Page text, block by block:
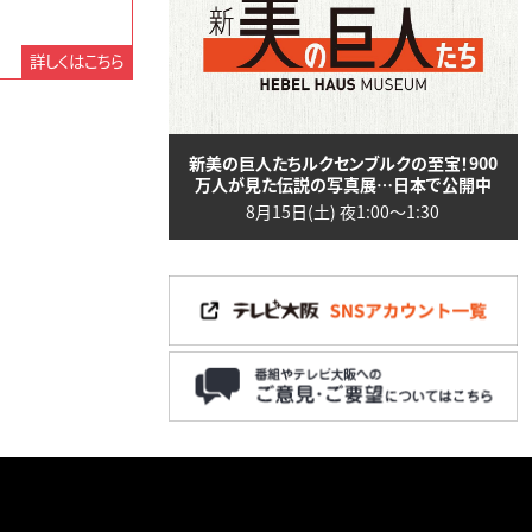
詳しくはこちら
新美の巨人たちルクセンブルクの至宝！900
万人が見た伝説の写真展…日本で公開中
8月15日(土) 夜1:00〜1:30